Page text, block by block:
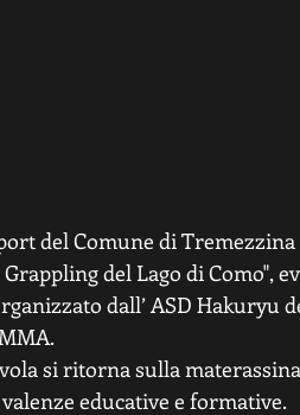
del Comune di
del Lago di Como",
dall’ ASD Hakuryu
si ritorna sulla
educative e formative.